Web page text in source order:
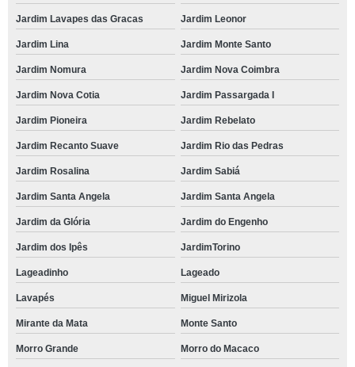
Jardim Lavapes das Gracas Jardim Leonor
Jardim Lina Jardim Monte Santo
Jardim Nomura Jardim Nova Coimbra
Jardim Nova Cotia Jardim Passargada I
Jardim Pioneira Jardim Rebelato
Jardim Recanto Suave Jardim Rio das Pedras
Jardim Rosalina Jardim Sabiá
Jardim Santa Angela Jardim Santa Angela
Jardim da Glória Jardim do Engenho
Jardim dos Ipês JardimTorino
Lageadinho Lageado
Lavapés Miguel Mirizola
Mirante da Mata Monte Santo
Morro Grande Morro do Macaco